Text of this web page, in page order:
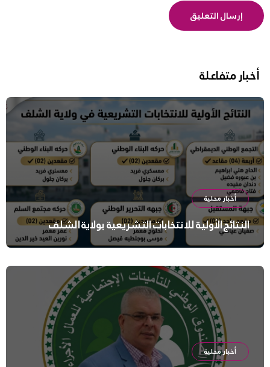
أخبار متفاعلة
أخبار محلية
النتائج الأولية للانتخابات التشريعية بولاية الشلف
أخبار محلية